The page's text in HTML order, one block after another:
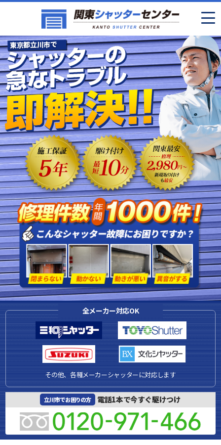
東京都立川市で
全メーカー対応OK
その他、各種メーカーシャッターに対応します
立川市でお困りの方 電話1本で今すぐ駆けつけ